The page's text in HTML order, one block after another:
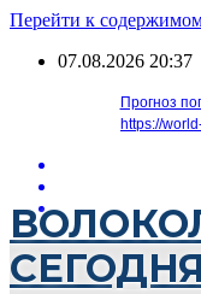
Перейти к
07.08.2026 20:37
Прогноз
https://
СЕГОДНЯ